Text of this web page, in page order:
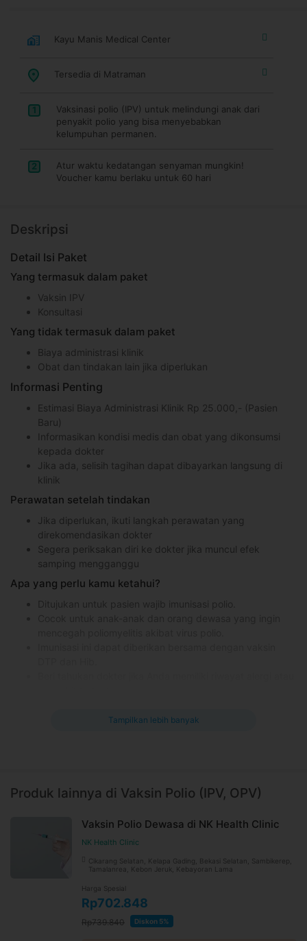
Kayu Manis Medical Center
Tersedia di Matraman
1
Vaksinasi polio (IPV) untuk melindungi anak dari
penyakit polio yang bisa menyebabkan
kelumpuhan permanen.
2
Atur waktu kedatangan senyaman mungkin!
Voucher kamu berlaku untuk 60 hari
Deskripsi
Detail Isi Paket
Yang termasuk dalam paket
Vaksin IPV
Konsultasi
Yang tidak termasuk dalam paket
Biaya administrasi klinik
Obat dan tindakan lain jika diperlukan
Informasi Penting
Estimasi Biaya Administrasi Klinik Rp 25.000,- (Pasien
Baru)
Informasikan kondisi medis dan obat yang dikonsumsi
kepada dokter
Jika ada, selisih tagihan dapat dibayarkan langsung di
klinik
Perawatan setelah tindakan
Jika diperlukan, ikuti langkah perawatan yang
direkomendasikan dokter
Segera periksakan diri ke dokter jika muncul efek
samping mengganggu
Apa yang perlu kamu ketahui?
Ditujukan untuk pasien wajib imunisasi polio.
Demam
Poliomielitis adalah penyakit menular yang disebabkan oleh
virus polio. Penyakit ini dapat mengakibatkan kelumpuhan
pada tungkai bawah dan bersifat menetap, sehingga perlu
Pembentukan kekebalan terhadap penyakit polio dilakukan
dengan pemberian vaksin polio oral (OPV) dan suntikan (IPV).
Vaksin ini dapat diberikan mulai usia 0 bulan (OPV) atau usia 2
Tampilkan lebih banyak
Produk lainnya di Vaksin Polio (IPV, OPV)
Vaksin Polio Dewasa di NK Health Clinic
NK Health Clinic
Cikarang Selatan, Kelapa Gading, Bekasi Selatan, Sambikerep,
Tamalanrea, Kebon Jeruk, Kebayoran Lama
Harga Spesial
Rp702.848
Rp739.840 Diskon 5%